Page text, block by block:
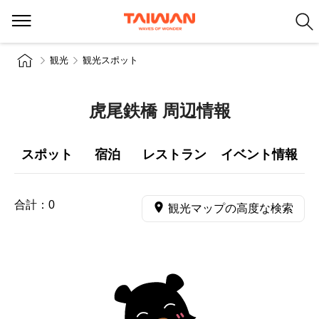
観光 観光スポット
虎尾鉄橋 周辺情報
スポット 宿泊 レストラン イベント情報
合計： 0 観光マップの高度な検索